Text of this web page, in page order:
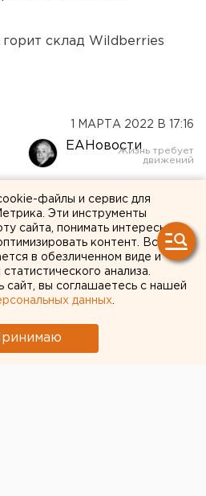
горит склад Wildberries
1 МАРТА 2022 В 17:16
ЕАНовости
России
«кубышку»,
акции.
файлы и сервис для
Эти инструменты
сайта, понимать интересы
контент. Вся
в обезличенном виде и
анализа.
сайт, вы соглашаетесь с нашей
данных